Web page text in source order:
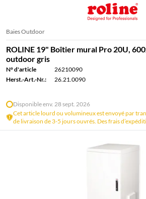
Baies Outdoor
ROLINE 19" Boîtier mural Pro 20U,
outdoor gris
N° d'article
26210090
Herst.-Art.-Nr.:
26.21.0090
Disponible env. 28 sept. 2026
Cet article lourd ou volumineux est envoyé par
de livraison de 3-5 jours ouvrés. Des frais